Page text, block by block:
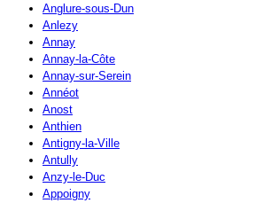
Anglure-sous-Dun
Anlezy
Annay
Annay-la-Côte
Annay-sur-Serein
Annéot
Anost
Anthien
Antigny-la-Ville
Antully
Anzy-le-Duc
Appoigny